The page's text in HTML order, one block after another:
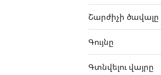
Ferrari
Fiat
Fiat Professional
Fisker
Շարժիչի ծավալը
Գույնը
Գտնվելու վայրը